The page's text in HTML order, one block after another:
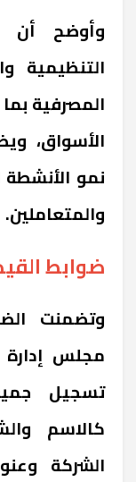
وأوضح أن
التنظيمية
المصرفية
الأسواق،
نمو
والمتعاملين.
ضوابط
وتضمنت
تسجيل
كالاسم
الشركة